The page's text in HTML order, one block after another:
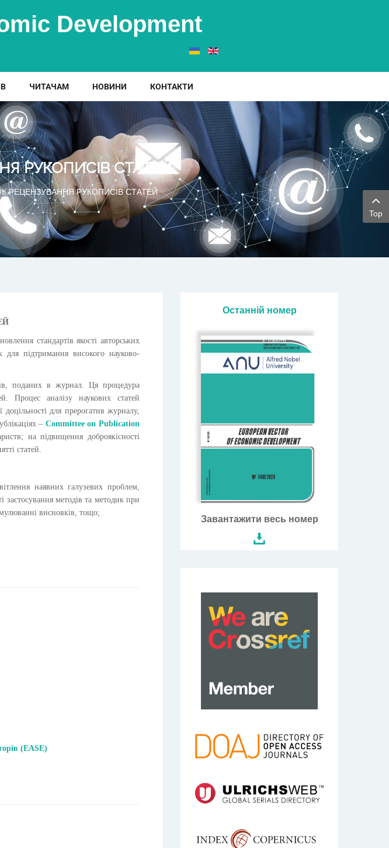
Development
ЧИТАЧАМ НОВИНИ КОНТАКТИ
РУКОПИСІВ СТАТЕЙ
РЕЦЕНЗУВАННЯ РУКОПИСІВ СТАТЕЙ
стандартів якості авторських
для підтримання високого науково-
поданих в журнал. Ця процедура
Процес аналізу наукових статей
доцільності для прерогатив журналу,
– Committee on Publication
на підвищення доброякісності
статей.
наявних галузевих проблем,
застосування методів та методик при
висновків, тощо;
(EASE)
Останній номер
Завантажити весь номер
Top